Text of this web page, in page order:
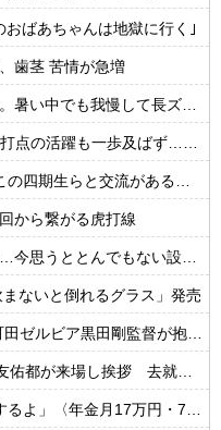
おばあちゃんは地獄に行く｣
歯茎 苦情が急増
履いてる。半ズボンはモテ無い。厳しいって
望を見出すLADファン反応集 MLB2026シーズン 8.
期生らと交流がある模様
から繋がる虎打線
とんでもない設定の少女漫画
ないと倒れるグラス」発売
ビア黒田剛監督が抱負を語る
来場し挨拶 去就に注目集まる
わった当たり前の食卓…「1食抜けば、数百円は使わずに済む」